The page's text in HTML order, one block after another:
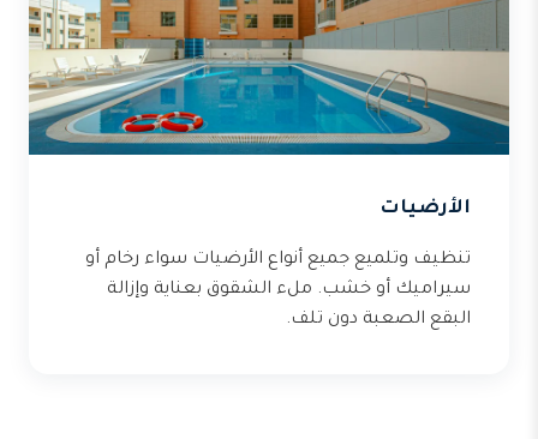
الأرضيات
تنظيف وتلميع جميع أنواع الأرضيات سواء رخام أو
سيراميك أو خشب. ملء الشقوق بعناية وإزالة
البقع الصعبة دون تلف.